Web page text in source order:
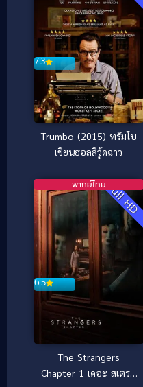
7.3
Trumbo (2015) ทรัมโบ
เขียนฮอลลีวู้ดฉาว
Full HD
6.5
พากย์ไทย
The Strangers
Chapter 1 เดอะ สเตรน